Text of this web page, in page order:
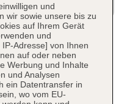
und
wir sowie unsere bis zu
auf Ihrem Gerät
und
Adresse] von Ihnen
auf oder neben
Werbung und Inhalte
und Analysen
ein Datentransfer in
wo vom EU-